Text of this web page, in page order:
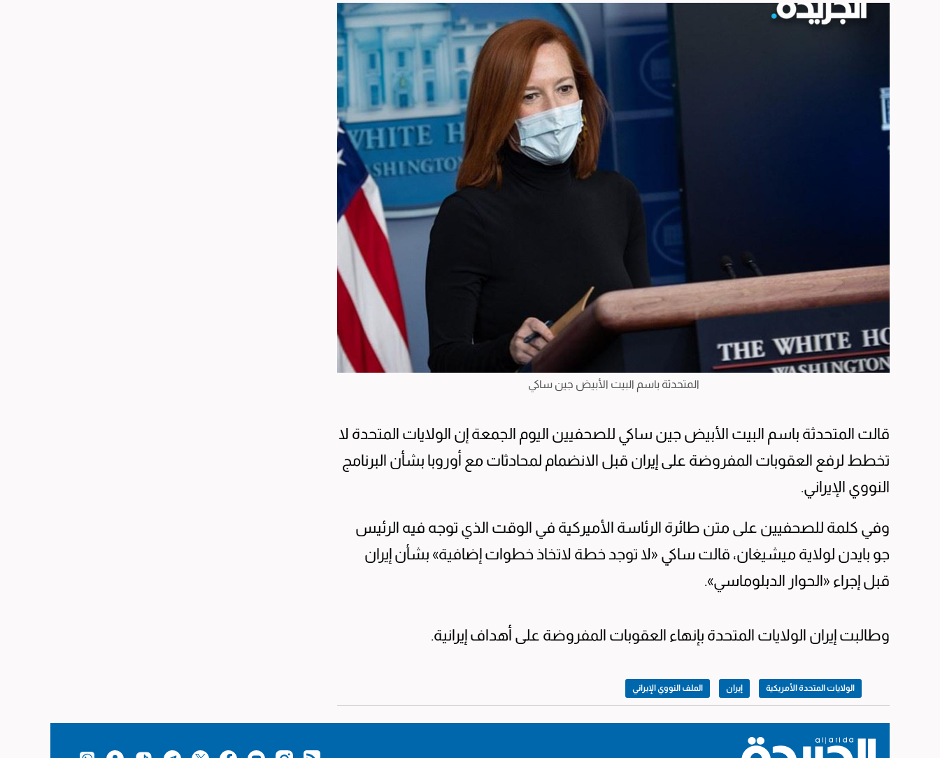
المتحدثة باسم البيت الأبيض جين ساكي
قالت المتحدثة باسم البيت الأبيض جين ساكي للصحفيين اليوم الجمعة إن الولايات المتحدة لا
تخطط لرفع العقوبات المفروضة على إيران قبل الانضمام لمحادثات مع أوروبا بشأن البرنامج
النووي الإيراني.
وفي كلمة للصحفيين على متن طائرة الرئاسة الأميركية في الوقت الذي توجه فيه الرئيس
جو بايدن لولاية ميشيغان، قالت ساكي «لا توجد خطة لاتخاذ خطوات إضافية» بشأن إيران
قبل إجراء «الحوار الدبلوماسي».
وطالبت إيران الولايات المتحدة بإنهاء العقوبات المفروضة على أهداف إيرانية.
الولايات المتحدة الأمريكية إيران الملف النووي الإيراني